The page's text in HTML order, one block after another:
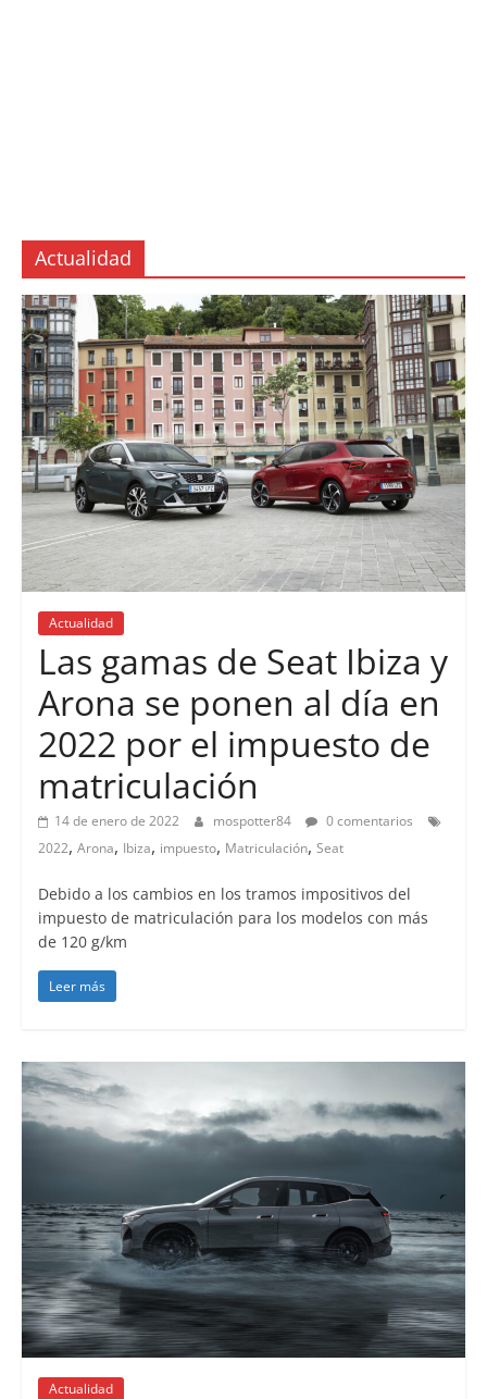
Actualidad
Actualidad
Las gamas de Seat Ibiza y
Arona se ponen al día en
2022 por el impuesto de
matriculación
14 de enero de 2022 mospotter84
0 comentarios
2022, Arona, Ibiza, impuesto, Matriculación, Seat
Debido a los cambios en los tramos impositivos del
impuesto de matriculación para los modelos con más
de 120 g/km
Leer más
Actualidad